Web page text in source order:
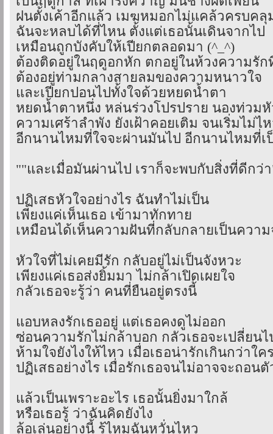
ฝนตั้งเค้าอีกแล้ว เมฆหมอกไม่แคล้วครบคลุ
ฉันจะหลบได้ที่ไหน ตั้งแต่เธอนั้นเดินจากไป
เหมือนถูกบังคับให้เปียกตลอดมา (^_^)
ต้องติดอยู่ในฤดูอกหัก ตกอยู่ในห้วงความรัก
ต้องอยู่ท่ามกลางสายลมของความหนาวใจ
และเปียกปอนไปทั้งใจด้วยหยดน้ำตา
หยดน้ำตาหนึ่ง หล่นร่วงโปรปราย นองท่วมหั
ความเศร้าลำพัง ยังเฝ้าคอยเติม จนเริ่มไม่ไ
อีกนานไหมที่ใจจะผ่านมันไป อีกนานไหมที่เ
""และเมื่อมันผ่านไป เราก็จะพบกับสิ่งที่ดีกว่
ปฏิเสธหัวใจอย่างไร ฉันทำไม่เป็น
เพียงแค่เห็นเธอ เข้ามาทักทาย
เหมือนได้เห็นความฝันที่กลับกลายเป็นความ
หัวใจที่ไม่เคยมีรัก กลับอยู่ไม่เป็นจังหวะ
เพียงแค่เธอส่งยิ้มมา ไม่กล้าเปิดเผยใจ
กลัวเธอจะรู้ว่า คนที่ยืนอยู่ตรงนี้
แอบหลงรักเธออยู่ แต่เธอคงดูไม่ออก
ซ่อนความรักไม่กล้าบอก กลัวเธอจะเปลี่ยนไ
ห้ามใจยังไงให้ไหว เมื่อเธอน่ารักเกินกว่าใค
ปฏิเสธอย่างไร เมื่อรักเธอจนไม่อาจจะถอนตั
แล้วเป็นเพราะอะไร เธอนั้นยิ่งมาใกล้
หรือเธอรู้ ว่าฉันคิดยังไง
ล้อเล่นอย่างนี้ รู้ไหมฉันหวั่นไหว